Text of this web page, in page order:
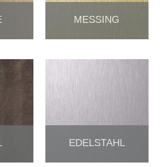
MESSING
EDELSTAHL